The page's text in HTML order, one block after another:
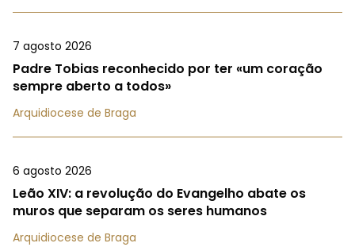
7 agosto 2026
Padre Tobias reconhecido por ter «um coração
sempre aberto a todos»
Arquidiocese de Braga
6 agosto 2026
Leão XIV: a revolução do Evangelho abate os
muros que separam os seres humanos
Arquidiocese de Braga